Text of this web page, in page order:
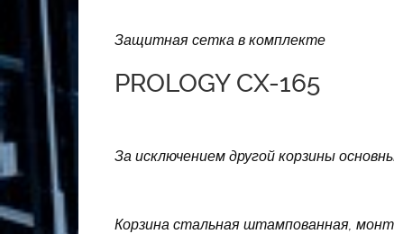
Защитная сетка в комплекте
PROLOGY CX-165
За исключением другой корзины
Корзина стальная штампованная,